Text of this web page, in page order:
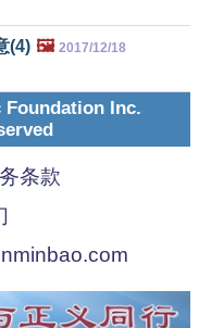
(4) 🖼️ 2017/12/18
Inc.
条款